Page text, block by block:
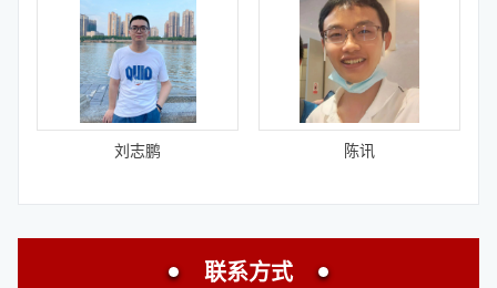
刘志鹏 陈讯
联系方式